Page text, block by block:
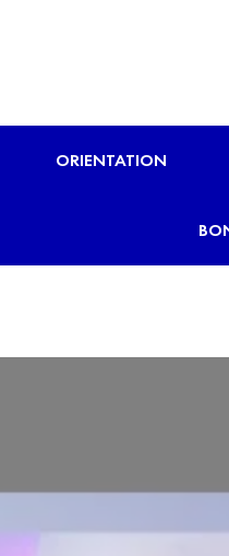
ORIENTATION